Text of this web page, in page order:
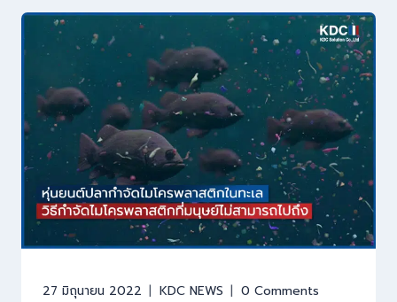
27 มิถุนายน 2022 KDC NEWS 0 Comments